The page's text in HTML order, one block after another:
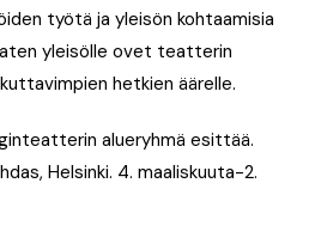
työtä ja yleisön kohtaamisia
yleisölle ovet teatterin
hetkien äärelle.
alueryhmä esittää.
Helsinki. 4. maaliskuuta-2.